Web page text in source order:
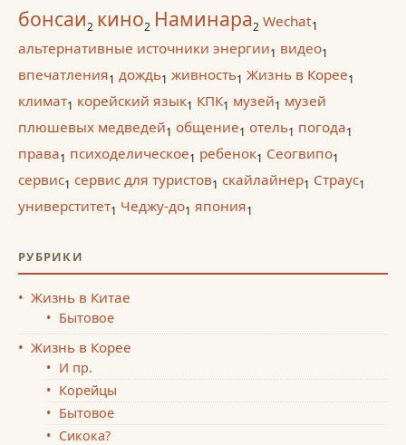
бонсаи2 кино2 Наминара2 Wechat1
альтернативные источники энергии1 видео1
впечатления1 дождь1 живность1 Жизнь в Корее1
климат1 корейский язык1 КПК1 музей1 музей
плюшевых медведей1 общение1 отель1 погода1
права1 психоделическое1 ребенок1 Сеогвипо1
сервис1 сервис для туристов1 скайлайнер1 Страус1
универститет1 Чеджу-до1 япония1
РУБРИКИ
Жизнь в Китае
Бытовое
Жизнь в Корее
И пр.
Корейцы
Бытовое
Сикока?